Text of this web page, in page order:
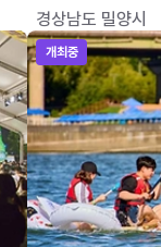
경상남도 밀양시
개최중